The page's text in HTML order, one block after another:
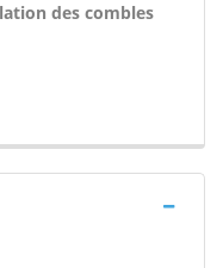
des combles